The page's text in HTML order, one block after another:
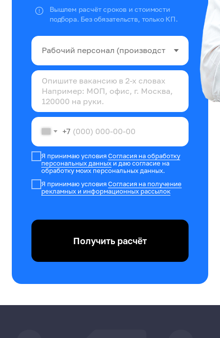
Вышлем расчёт сроков и стоимости
подбора. Без обязательств, только КП.
+7
Я принимаю условияСогласия на обработку
персональных данных и даю согласие на
обработку моих персональных данных.
Я принимаю условияСогласия на получение
рекламных и информационных рассылок
Получить расчёт